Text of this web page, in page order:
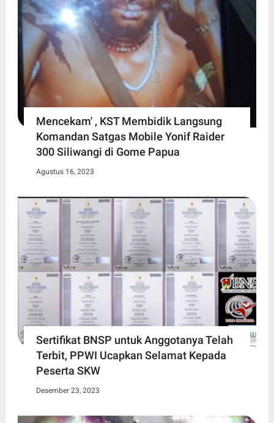
Mencekam' , KST Membidik Langsung
Komandan Satgas Mobile Yonif Raider
300 Siliwangi di Gome Papua
Agustus 16, 2023
Sertifikat BNSP untuk Anggotanya Telah
Terbit, PPWI Ucapkan Selamat Kepada
Peserta SKW
Desember 23, 2023